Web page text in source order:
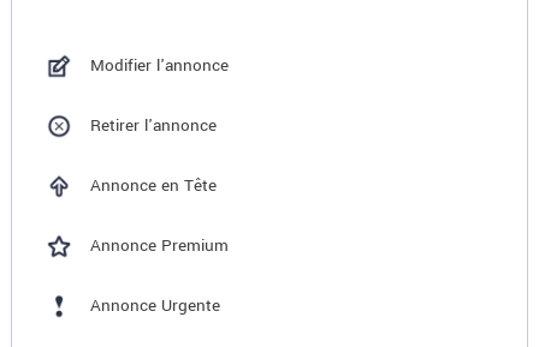
Modifier l'annonce
Retirer l'annonce
Annonce en Tête
Annonce Premium
Annonce Urgente